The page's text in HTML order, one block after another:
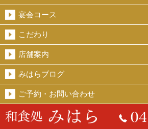
宴会コース
こだわり
店舗案内
みはらブログ
ご予約・お問い合わせ